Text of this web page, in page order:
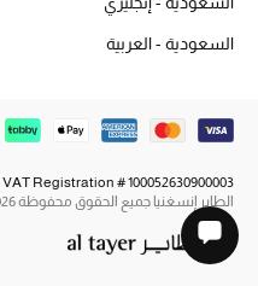
أحذية للأطفال
أبرز المصممين
تشكيلة الأحذية
السعودية - العربية
VAT Registration # 100052630900003
الطاير إنسغنيا جميع الحقوق محفوظة 2026